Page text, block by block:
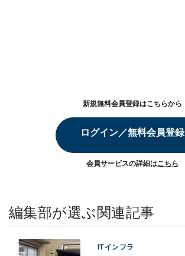
新規無料会員登録はこちらから
ログイン／無料会員登録
会員サービスの詳細はこちら
編集部が選ぶ関連記事
ITインフラ